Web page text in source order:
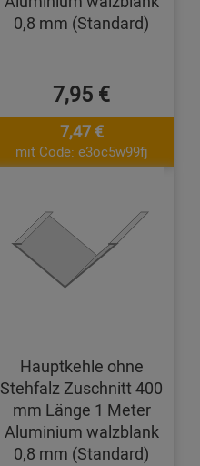
0,8 mm (Standard)
7,95 €
7,47 €
mit Code: e3oc5w99fj
Hauptkehle ohne
Stehfalz Zuschnitt 400
mm Länge 1 Meter
Aluminium walzblank
0,8 mm (Standard)